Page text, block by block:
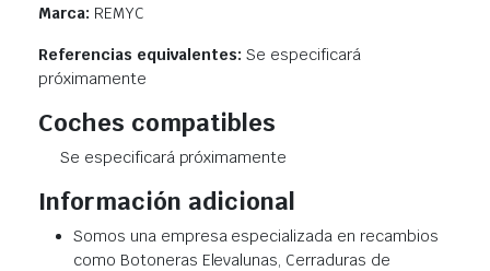
Marca: REMYC
Referencias equivalentes:Se especificará
próximamente
Coches compatibles
Se especificará próximamente
Información adicional
Somos una empresa especializada en recambios
como Botoneras Elevalunas, Cerraduras de